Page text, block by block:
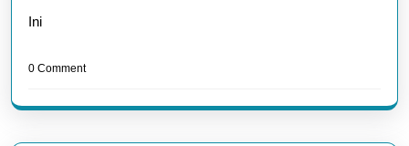
Ini
0 Comment